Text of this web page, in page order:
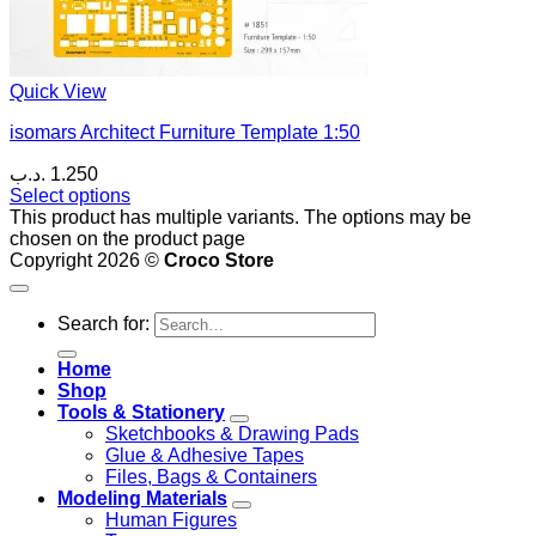
Quick View
isomars Architect Furniture Template 1:50
1.250 .د.ب
Select options
This product has multiple variants. The options may be
chosen on the product page
Copyright 2026 © Croco Store
Search for:
Home
Shop
Tools & Stationery
Sketchbooks & Drawing Pads
Glue & Adhesive Tapes
Files, Bags & Containers
Modeling Materials
Human Figures